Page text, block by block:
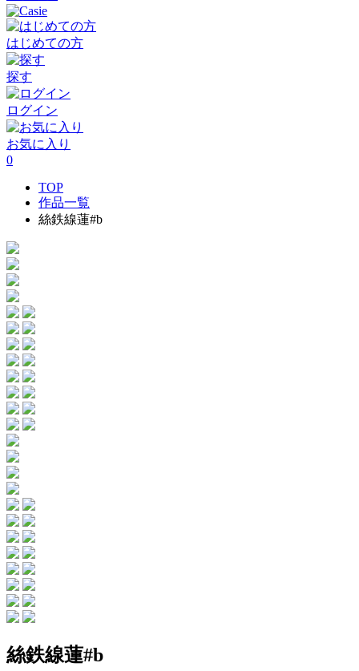
はじめての方
探す
ログイン
お気に入り
0
TOP
作品一覧
絲鉄線蓮#b
絲鉄線蓮#b